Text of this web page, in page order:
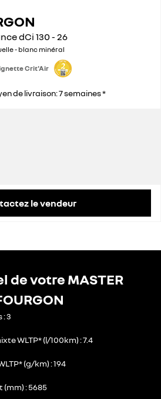
dCi 130 - 26
- blanc minéral
Crit'Air
de livraison: 7 semaines *
le vendeur
de votre MASTER
3
WLTP* (l/100km) 7.4
(g/km) 194
(mm) 5685